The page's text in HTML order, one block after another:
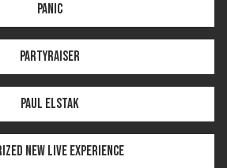
Panic
Partyraiser
Paul Elstak
NEW LIVE EXPERIENCE